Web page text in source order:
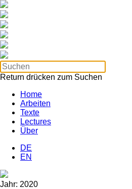
Return drücken zum Suchen
Home
Arbeiten
Texte
Lectures
Über
DE
EN
Jahr: 2020